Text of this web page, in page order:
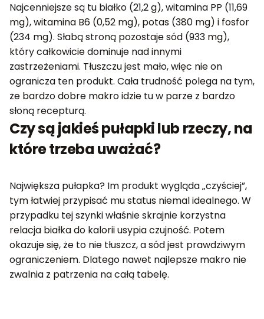
Najcenniejsze są tu białko (21,2 g), witamina PP (11,69
mg), witamina B6 (0,52 mg), potas (380 mg) i fosfor
(234 mg). Słabą stroną pozostaje sód (933 mg),
który całkowicie dominuje nad innymi
zastrzeżeniami. Tłuszczu jest mało, więc nie on
ogranicza ten produkt. Cała trudność polega na tym,
że bardzo dobre makro idzie tu w parze z bardzo
słoną recepturą.
Czy są jakieś pułapki lub rzeczy, na
które trzeba uważać?
Największa pułapka? Im produkt wygląda „czyściej”,
tym łatwiej przypisać mu status niemal idealnego. W
przypadku tej szynki właśnie skrajnie korzystna
relacja białka do kalorii usypia czujność. Potem
okazuje się, że to nie tłuszcz, a sód jest prawdziwym
ograniczeniem. Dlatego nawet najlepsze makro nie
zwalnia z patrzenia na całą tabelę.